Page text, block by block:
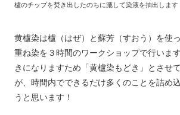
櫨のチップを焚き出したのちに漉して染液を抽出します
黄櫨染は櫨（はぜ）と蘇芳（すおう）を使
重ね染を３時間のワークショップで行いま
きになりますため「黄櫨染もどき」とさせ
が、時間内でできるだけ多くのことを詰め
うと思います！